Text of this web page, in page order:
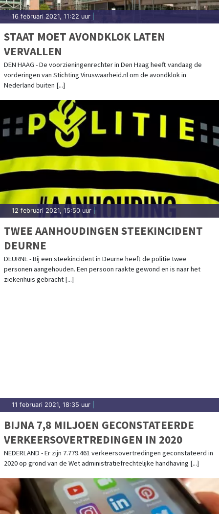
16 februari 2021, 11:22 uur
STAAT MOET AVONDKLOK LATEN
VERVALLEN
DEN HAAG - De voorzieningenrechter in Den Haag heeft vandaag de
vorderingen van Stichting Viruswaarheid.nl om de avondklok in
Nederland buiten [...]
12 februari 2021, 15:50 uur |
TWEE AANHOUDINGEN STEEKINCIDENT
DEURNE
DEURNE - Bij een steekincident in Deurne heeft de politie twee
personen aangehouden. Een persoon raakte gewond en is naar het
ziekenhuis gebracht [...]
11 februari 2021, 18:35 uur
BIJNA 7,8 MILJOEN GECONSTATEERDE
VERKEERSOVERTREDINGEN IN 2020
NEDERLAND - Er zijn 7.779.461 verkeersovertredingen geconstateerd in
2020 op grond van de Wet administratiefrechtelijke handhaving [...]